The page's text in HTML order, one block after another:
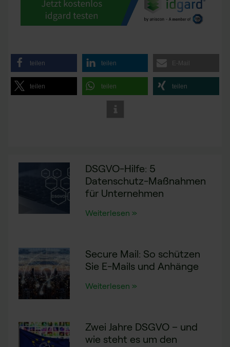
teilen teilen E-Mail
teilen teilen teilen
DSGVO-Hilfe: 5
Datenschutz-Maßnahmen
für Unternehmen
Weiterlesen »
Secure Mail: So schützen
Sie E-Mails und Anhänge
Weiterlesen »
Zwei Jahre DSGVO – und
wie steht es um den